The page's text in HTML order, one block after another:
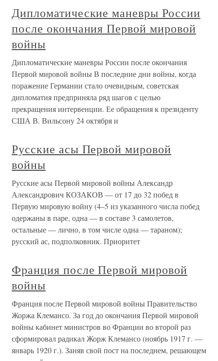
Дипломатические маневры России
после окончания Первой мировой
войны
Дипломатические маневры России после окончания
Первой мировой войны В последние дни войны, когда
поражение Германии стало очевидным, советская
дипломатия предприняла ряд шагов с целью
прекращения интервенции. Ее обращения к президенту
США В. Вильсону 24 октября и
Русские асы Первой мировой
войны
Русские асы Первой мировой войны Александр
Александрович КОЗАКОВ — от 17 до 32 побед в
Первую мировую войну (4–5 из указанного числа побед
одержаны в паре, одна — в составе 3 самолетов,
остальные — лично, в том числе одна — тараном);
русский ас, подполковник. Приоритет
Франция после Первой мировой
войны
Франция после Первой мировой войны Правительство
Жоржа Клемансо. За год до окончания Первой мировой
войны кабинет министров во Франции во второй раз
сформировал радикал Жорж Клемансо (ноябрь 1917 г. —
январь 1920 г.). Заняв свой пост на последнем, решающем